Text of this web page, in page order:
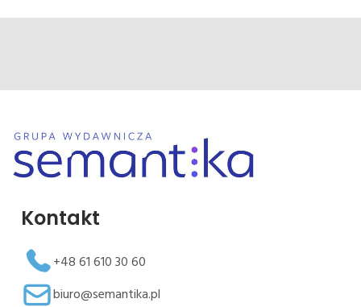
Kontakt
+48 61 610 30 60
biuro@semantika.pl